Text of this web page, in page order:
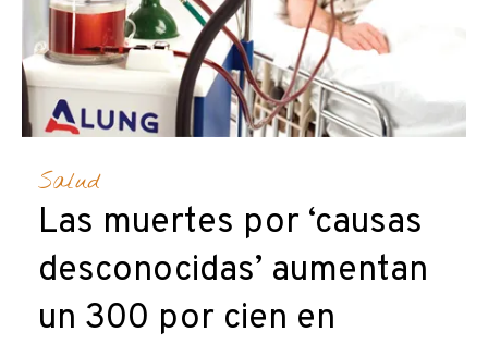
Salud
Las muertes por ‘causas
desconocidas’ aumentan
un 300 por cien en